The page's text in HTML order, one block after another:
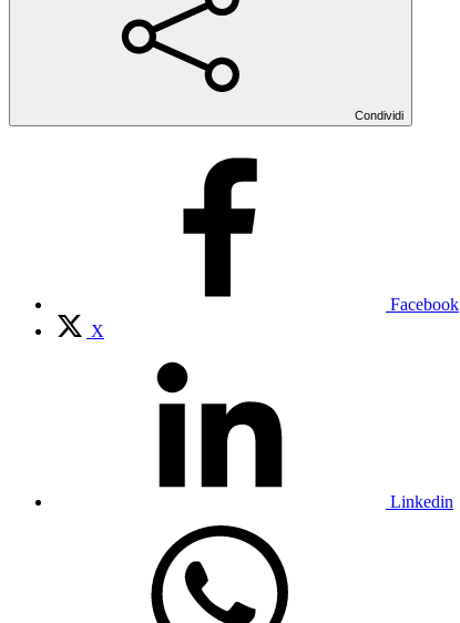
Condividi
Facebook
X
Linkedin